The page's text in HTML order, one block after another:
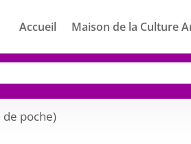
Accueil Maison de la Culture
de poche)